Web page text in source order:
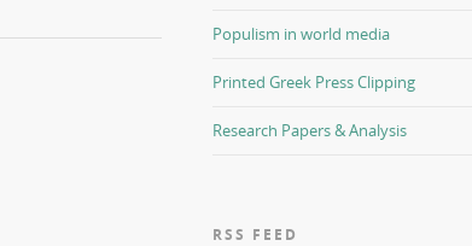
Populism in world media
Printed Greek Press Clipping
Research Papers & Analysis
RSS FEED